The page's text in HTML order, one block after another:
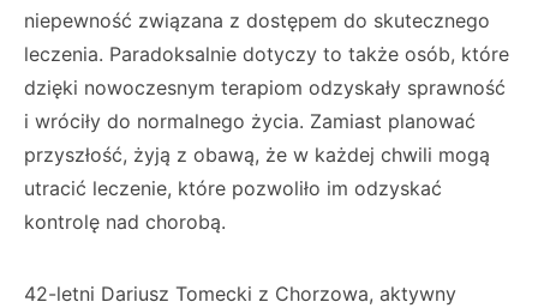
niepewność związana z dostępem do skutecznego
leczenia. Paradoksalnie dotyczy to także osób, które
dzięki nowoczesnym terapiom odzyskały sprawność
i wróciły do normalnego życia. Zamiast planować
przyszłość, żyją z obawą, że w każdej chwili mogą
utracić leczenie, które pozwoliło im odzyskać
kontrolę nad chorobą.
42-letni Dariusz Tomecki z Chorzowa, aktywny